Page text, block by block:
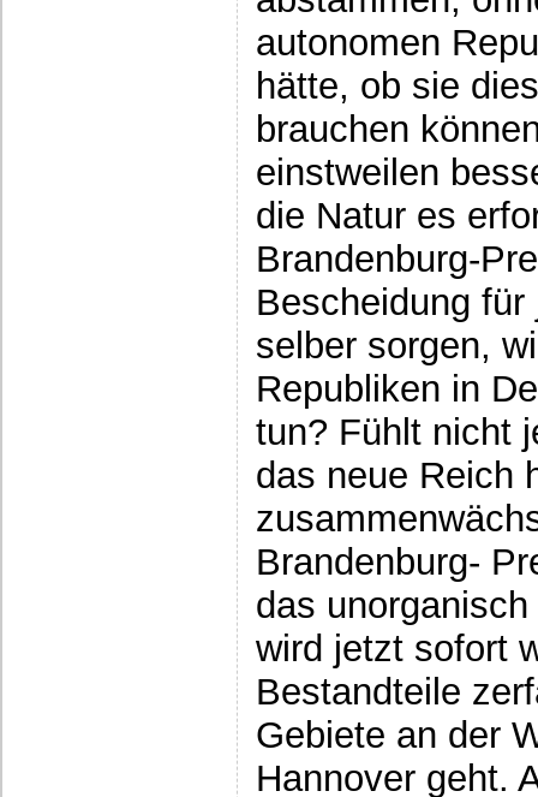
autonomen
hätte, ob sie
brauchen
einstweilen
die Natur es
Brandenburg-
Bescheidung
selber sorgen,
Republiken in
tun? Fühlt nicht
das neue Reich
Brandenburg-
das
wird jetzt sofort
Bestandteile
Gebiete an der
Hannover geht.